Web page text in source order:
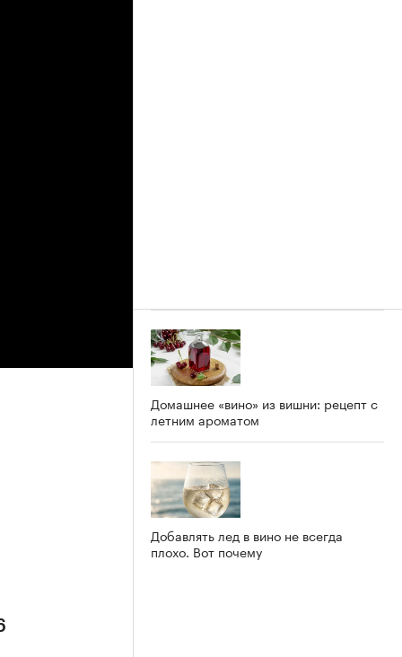
Домашнее «вино» из вишни: рецепт с
летним ароматом
Добавлять лед в вино не всегда
плохо. Вот почему